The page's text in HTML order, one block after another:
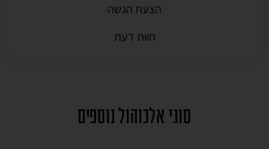
הצעת הגשה
חוות דעת
סוגי אלכוהול נוספים